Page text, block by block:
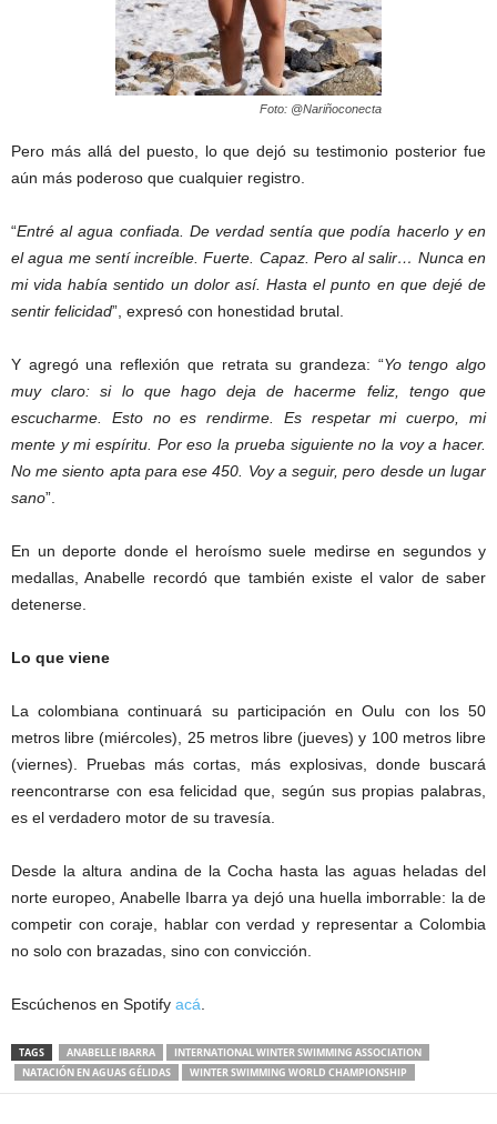
Foto: @Nariñoconecta
Pero más allá del puesto, lo que dejó su testimonio posterior fue
aún más poderoso que cualquier registro.
“Entré al agua confiada. De verdad sentía que podía hacerlo y en
el agua me sentí increíble. Fuerte. Capaz. Pero al salir… Nunca en
mi vida había sentido un dolor así. Hasta el punto en que dejé de
sentir felicidad”, expresó con honestidad brutal.
Y agregó una reflexión que retrata su grandeza: “Yo tengo algo
muy claro: si lo que hago deja de hacerme feliz, tengo que
escucharme. Esto no es rendirme. Es respetar mi cuerpo, mi
mente y mi espíritu. Por eso la prueba siguiente no la voy a hacer.
No me siento apta para ese 450. Voy a seguir, pero desde un lugar
sano”.
En un deporte donde el heroísmo suele medirse en segundos y
medallas, Anabelle recordó que también existe el valor de saber
detenerse.
Lo que viene
La colombiana continuará su participación en Oulu con los 50
metros libre (miércoles), 25 metros libre (jueves) y 100 metros libre
(viernes). Pruebas más cortas, más explosivas, donde buscará
reencontrarse con esa felicidad que, según sus propias palabras,
es el verdadero motor de su travesía.
Desde la altura andina de la Cocha hasta las aguas heladas del
norte europeo, Anabelle Ibarra ya dejó una huella imborrable: la de
competir con coraje, hablar con verdad y representar a Colombia
no solo con brazadas, sino con convicción.
Escúchenos en Spotify acá
TAGS ANABELLE IBARRA
INTERNATIONAL WINTER SWIMMING ASSOCIATION
NATACIÓN EN AGUAS GÉLIDAS
WINTER SWIMMING WORLD CHAMPIONSHIP